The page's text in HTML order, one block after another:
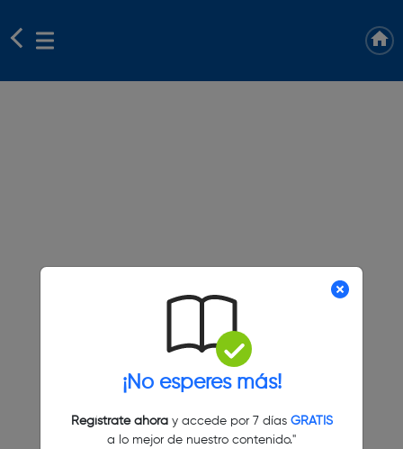
¡No esperes más!
Regístrate ahoray accede por 7 días GRATIS
a lo mejor de nuestro contenido."